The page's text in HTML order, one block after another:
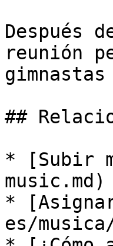
Después
reunión
##
* [Subir
music.md)
*
es/